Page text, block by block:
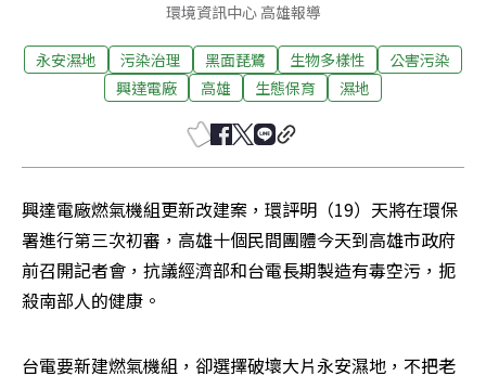
環境資訊中心 高雄報導
永安濕地 污染治理 黑面琵鷺 生物多樣性
公害污染
興達電廠
高雄 生態保育 濕地
興達電廠燃氣機組更新改建案，環評明（19）天將在環保
署進行第三次初審，高雄十個民間團體今天到高雄市政府
前召開記者會，抗議經濟部和台電長期製造有毒空污，扼
殺南部人的健康。
台電要新建燃氣機組，卻選擇破壞大片永安濕地，不把老